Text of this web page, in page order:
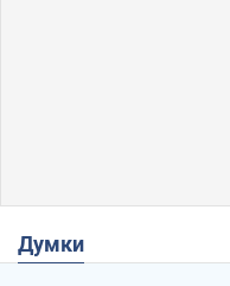
Думки